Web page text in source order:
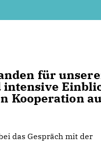
für
intensive
Kooperation
das Gespräch mit der